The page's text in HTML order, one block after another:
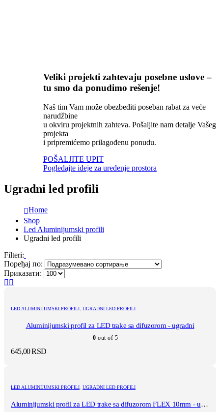
Veliki projekti zahtevaju posebne uslove –
tu smo da ponudimo rešenje!
Naš tim Vam može obezbediti poseban rabat za veće
narudžbine
u okviru projektnih zahteva. Pošaljite nam detalje Vašeg
projekta
i pripremićemo prilagođenu ponudu.
POŠALJITE UPIT
Pogledajte ideje za uređenje prostora
Ugradni led profili
Home
Shop
Led Aluminijumski profili
Ugradni led profili
Filteri:
Поређај по:
Приказати:
LED ALUMINIJUMSKI PROFILI UGRADNI LED PROFILI
Aluminijumski profil za LED trake sa difuzorom - ugradni
0 out of 5
645,00RSD
LED ALUMINIJUMSKI PROFILI UGRADNI LED PROFILI
Aluminijumski profil za LED trake sa difuzorom FLEX 10mm - ugradni